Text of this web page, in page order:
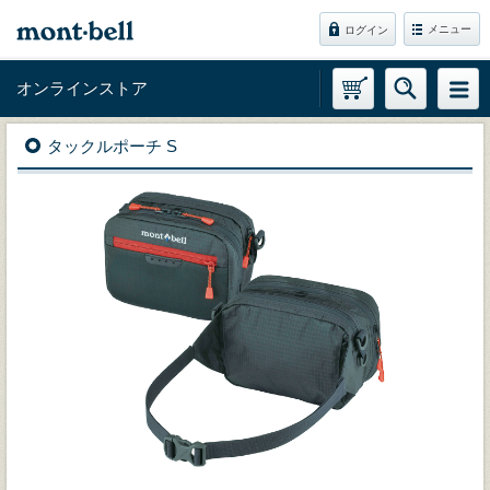
ログイン メニュー
オンラインストア
タックルポーチ S